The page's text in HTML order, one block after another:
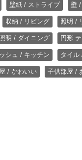
壁紙 / ストライプ 壁
収納 / リビング 照明 /
照明 / ダイニング 円形
シュ / キッチン タイル
/ かわいい 子供部屋 /